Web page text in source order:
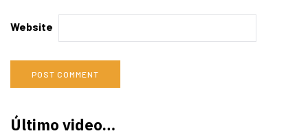
Website
Último video…